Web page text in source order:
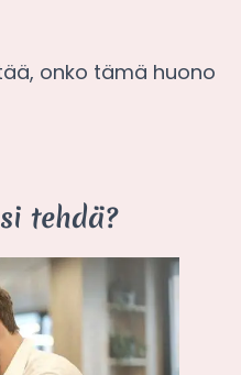
onko tämä huono
tehdä?